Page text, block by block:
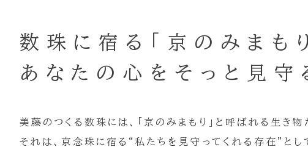
数珠に宿る
「京のみまも
あなたの心を そっと見守
美藤のつくる数珠には、「京のみまもり」と呼ばれる生き物
それは、京念珠に宿る“私たちを見守ってくれる存在”とし